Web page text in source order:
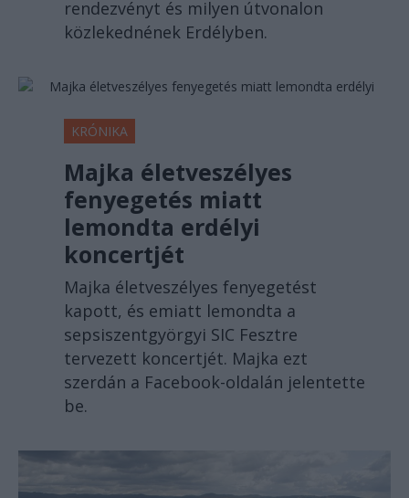
rendezvényt és milyen útvonalon
közlekednének Erdélyben.
KRÓNIKA
Majka életveszélyes
fenyegetés miatt
lemondta erdélyi
koncertjét
Majka életveszélyes fenyegetést
kapott, és emiatt lemondta a
sepsiszentgyörgyi SIC Fesztre
tervezett koncertjét. Majka ezt
szerdán a Facebook-oldalán jelentette
be.